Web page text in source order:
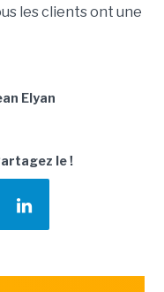
les clients ont une
Elyan
le !